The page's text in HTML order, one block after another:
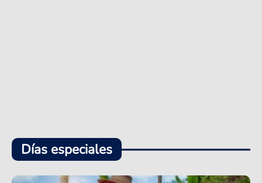
Días especiales